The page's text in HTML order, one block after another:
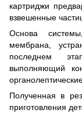
картриджи
взвешенные
Основа
мембрана,
последнем
выполняющий
Полученная в
приготовления